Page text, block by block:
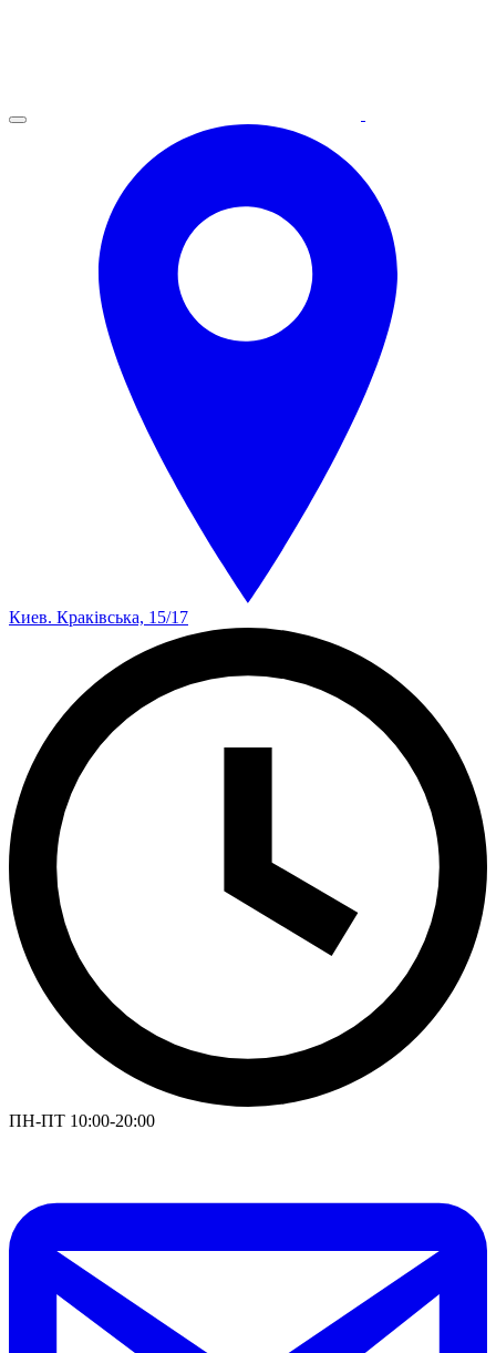
Киев. Краківська, 15/17
ПН-ПТ 10:00-20:00